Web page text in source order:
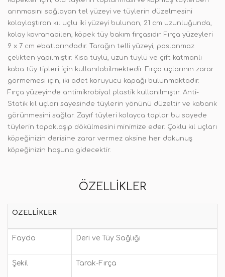
arınmasını sağlayan tel yüzeyi ve tüylerin düzelmesini
kolaylaştıran kıl uçlu iki yüzeyi bulunan, 21 cm uzunluğunda,
kolay kavranabilen, köpek tüy bakım fırçasıdır. Fırça yüzeyleri
9 x 7 cm ebatlarındadır. Tarağın telli yüzeyi, paslanmaz
çelikten yapılmıştır. Kısa tüylü, uzun tüylü ve çift katmanlı
kaba tüy tipleri için kullanılabilmektedir. Fırça uçlarının zarar
görmemesi için, iki adet koruyucu kapağı bulunmaktadır.
Fırça yüzeyinde antimikrobiyal plastik kullanılmıştır. Anti-
Statik kıl uçları sayesinde tüylerin yönünü düzeltir ve kabarık
görünmesini sağlar. Zayıf tüyleri kolayca toplar bu sayede
tüylerin topaklaşıp dökülmesini minimize eder. Çoklu kıl uçları
köpeğinizin derisine zarar vermez aksine her dokunuş
köpeğinizin hoşuna gidecektir.
ÖZELLIKLER
ÖZELLIKLER
Fayda Deri ve Tüy Sağlığı
Şekil Tarak-Fırça